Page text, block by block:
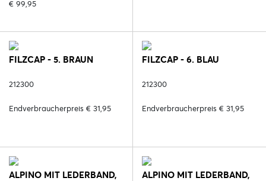
€ 99,95
FILZCAP - 5. BRAUN
212300
Endverbraucherpreis € 31,95
FILZCAP - 6. BLAU
212300
Endverbraucherpreis € 31,95
ALPINO MIT LEDERBAND,
ALPINO MIT LEDERBAND,